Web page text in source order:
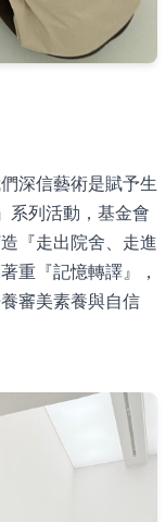
深信藝術是賦予生
系列活動，基金會
『走出院舍、走進
重『記憶轉譯』，
審美素養與自信